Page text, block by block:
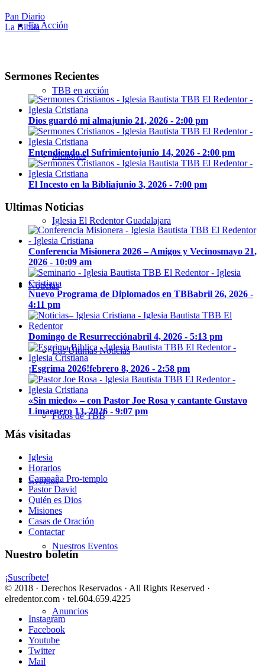
En Acción
TBB en acción
Misiones
Iglesia El Redentor Guadalajara
Noticias
Las Últimas Noticias
Fotos de TBB
Eventos
Nuestros Eventos
Anuncios
Pan Diario
La Biblia
Sermones Recientes
Dios guardó mi almajunio 21, 2026 - 2:00 pm
Entendiendo el Sufrimientojunio 14, 2026 - 2:00 pm
El Incesto en la Bibliajunio 3, 2026 - 7:00 pm
Ultimas Noticias
Conferencia Misionera 2026 – Amigos y Vecinosmayo 21,
2026 - 10:09 am
Nuevo Programa de Diplomados en TBBabril 26, 2026 -
4:11 pm
Domingo de Resurrecciónabril 4, 2026 - 5:13 pm
¡Esgrima 2026!febrero 8, 2026 - 2:58 pm
«Sin miedo» – con Pastor Joe Rosa y cantante Gustavo
Limaenero 13, 2026 - 9:07 pm
Más visitadas
Iglesia
Horarios
Campaña Pro-templo
Pastor David
Quién es Dios
Misiones
Casas de Oración
Contactar
Nuestro boletín
¡Suscríbete!
© 2018 · Derechos Reservados · All Rights Reserved ·
elredentor.com · tel.604.659.4225
Instagram
Facebook
Youtube
Twitter
Mail